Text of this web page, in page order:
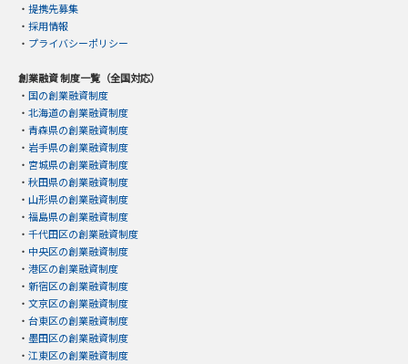
・ 提携先募集
・ 採用情報
・ プライバシーポリシー
創業融資 制度一覧（全国対応）
・ 国の創業融資制度
・ 北海道の創業融資制度
・ 青森県の創業融資制度
・ 岩手県の創業融資制度
・ 宮城県の創業融資制度
・ 秋田県の創業融資制度
・ 山形県の創業融資制度
・ 福島県の創業融資制度
・ 千代田区の創業融資制度
・ 中央区の創業融資制度
・ 港区の創業融資制度
・ 新宿区の創業融資制度
・ 文京区の創業融資制度
・ 台東区の創業融資制度
・ 墨田区の創業融資制度
・ 江東区の創業融資制度